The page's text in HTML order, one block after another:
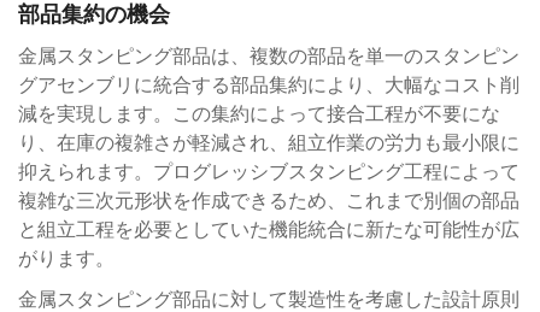
部品集約の機会
金属スタンピング部品は、複数の部品を単一のスタンピン
グアセンブリに統合する部品集約により、大幅なコスト削
減を実現します。この集約によって接合工程が不要にな
り、在庫の複雑さが軽減され、組立作業の労力も最小限に
抑えられます。プログレッシブスタンピング工程によって
複雑な三次元形状を作成できるため、これまで別個の部品
と組立工程を必要としていた機能統合に新たな可能性が広
がります。
金属スタンピング部品に対して製造性を考慮した設計原則